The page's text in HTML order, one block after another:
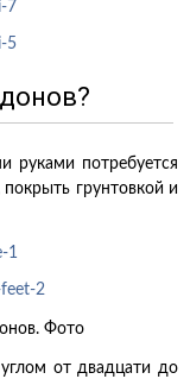
руками потребуется
грунтовкой и
Фото
от двадцати до